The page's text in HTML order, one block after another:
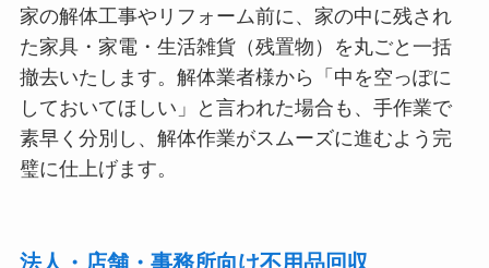
家の解体工事やリフォーム前に、家の中に残され
た家具・家電・生活雑貨（残置物）を丸ごと一括
撤去いたします。解体業者様から「中を空っぽに
しておいてほしい」と言われた場合も、手作業で
素早く分別し、解体作業がスムーズに進むよう完
璧に仕上げます。
法人・店舗・事務所向け不用品回収